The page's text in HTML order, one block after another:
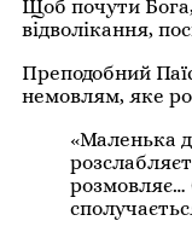
Щоб почути Бога,
відволікання,
Преподобний
немовлям, яке
«Маленька
розмовляє…